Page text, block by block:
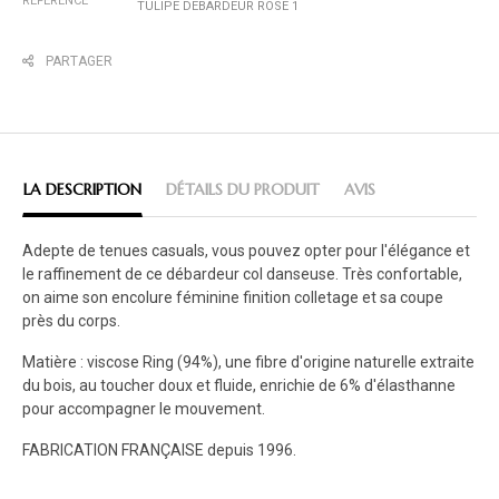
TULIPE DEBARDEUR ROSE 1
PARTAGER
LA DESCRIPTION DÉTAILS DU PRODUIT AVIS
Adepte de tenues casuals, vous pouvez opter pour l'élégance et
le raffinement de ce débardeur col danseuse. Très confortable,
on aime son encolure féminine finition colletage et sa coupe
près du corps.
Matière : viscose Ring (94%), une fibre d'origine naturelle extraite
du bois, au toucher doux et fluide, enrichie de 6% d'élasthanne
pour accompagner le mouvement.
FABRICATION FRANÇAISE depuis 1996.